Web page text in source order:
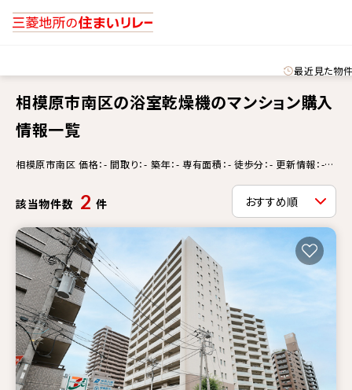
最近見た物
相模原市南区の浴室乾燥機のマンション購入
情報一覧
相模原市南区 価格：- 間取り：- 築年：- 専有面積：- 徒歩分：- 更新情報：-
該当物件数 2 件